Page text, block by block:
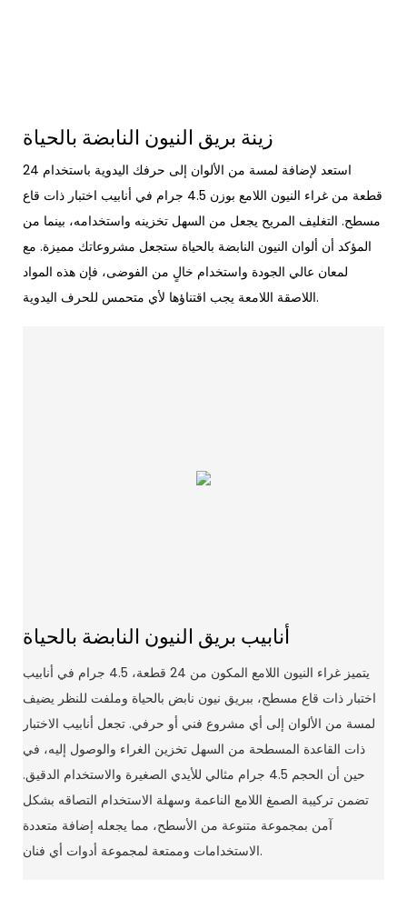
استعد لإضافة لمسة من الألوان إلى حرفك اليدوية باستخدام 24
قطعة من غراء النيون اللامع بوزن 4.5 جرام في أنابيب اختبار ذات قاع
مسطح. التغليف المريح يجعل من السهل تخزينه واستخدامه، بينما من
المؤكد أن ألوان النيون النابضة بالحياة ستجعل مشروعاتك مميزة. مع
لمعان عالي الجودة واستخدام خالٍ من الفوضى، فإن هذه المواد
اللاصقة اللامعة يجب اقتناؤها لأي متحمس للحرف اليدوية.
أنابيب بريق النيون النابضة بالحياة
يتميز غراء النيون اللامع المكون من 24 قطعة، 4.5 جرام في أنابيب
اختبار ذات قاع مسطح، ببريق نيون نابض بالحياة وملفت للنظر يضيف
لمسة من الألوان إلى أي مشروع فني أو حرفي. تجعل أنابيب الاختبار
ذات القاعدة المسطحة من السهل تخزين الغراء والوصول إليه، في
حين أن الحجم 4.5 جرام مثالي للأيدي الصغيرة والاستخدام الدقيق.
تضمن تركيبة الصمغ اللامع الناعمة وسهلة الاستخدام التصاقه بشكل
آمن بمجموعة متنوعة من الأسطح، مما يجعله إضافة متعددة
الاستخدامات وممتعة لمجموعة أدوات أي فنان.